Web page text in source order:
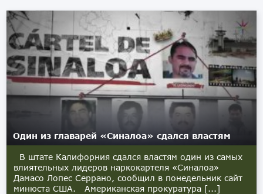
Один из главарей «Синалоа» сдался властям
В штате Калифорния сдался властям один из самых
влиятельных лидеров наркокартеля «Синалоа»
Дамасо Лопес Серрано, сообщил в понедельник сайт
минюста США. Американская прокуратура [...]